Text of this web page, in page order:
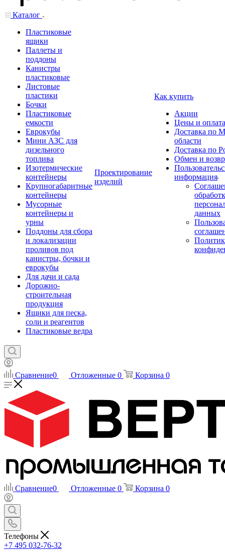
Каталог
Пластиковые
ящики
Паллеты и
поддоны
Канистры
пластиковые
Листовые
пластики
Бочки
Пластиковые
емкости
Еврокубы
Мини АЗС для
дизельного
топлива
Изотермические
контейнеры
Крупногабаритные
контейнеры
Мусорные
контейнеры и
урны
Поддоны для сбора
и локализации
проливов под
канистры, бочки и
еврокубы
Для дачи и сада
Дорожно-
строительная
продукция
Ящики для песка,
соли и реагентов
Пластиковые ведра
Проектирование
изделий
Как купить
Акции
Цены и оплата
Доставка по
области
Доставка по
Обмен и
информация
данных
Сравнение0 Отложенные 0 Корзина 0
Сравнение0 Отложенные 0 Корзина 0
Телефоны
+7 495 032-76-32